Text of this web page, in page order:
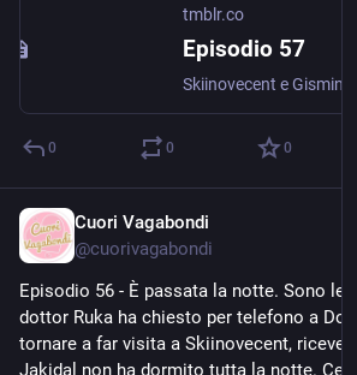
tmblr.co
Episodio 57
0 0 0
Cuori Vagabondi
@cuorivagabondi
Episodio 56 - È passata la notte. Sono le
dottor Ruka ha chiesto per telefono a
tornare a far visita a Skiinovecent,
Jakidal non ha dormito tutta la notte.